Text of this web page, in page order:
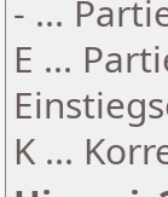
- ...
E ...
K ...